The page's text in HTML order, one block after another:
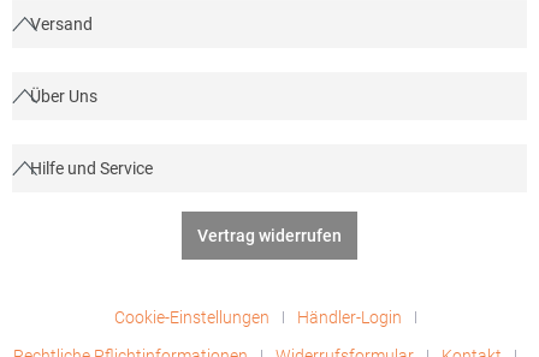
Versand
Über Uns
Hilfe und Service
Vertrag widerrufen
Cookie-Einstellungen
Händler-Login